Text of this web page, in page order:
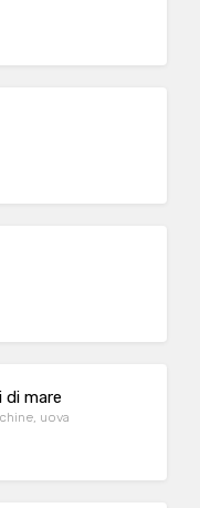
mare
uova